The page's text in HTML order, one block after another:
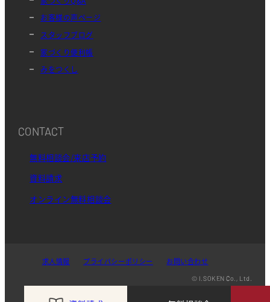
お客様の声ページ
スタッフブログ
家づくり便利帳
みをつくし
CONTACT
無料相談会/来店予約
資料請求
オンライン無料相談会
求人情報 プライバシーポリシー お問い合わせ
© I.SOKEN Co., Ltd.